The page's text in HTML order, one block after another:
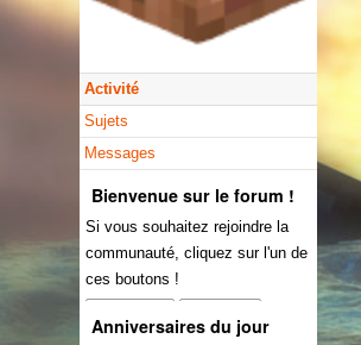
Activité
Sujets
Messages
Bienvenue sur le forum !
Si vous souhaitez rejoindre la
communauté, cliquez sur l'un de
ces boutons !
Anniversaires du jour